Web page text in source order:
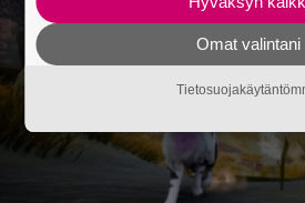
Omat valintani